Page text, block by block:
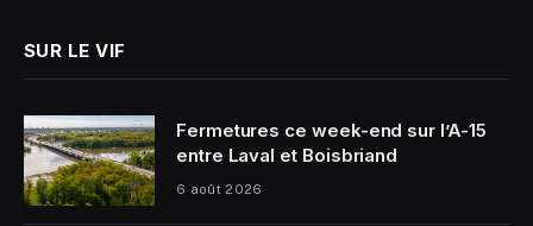
SUR LE VIF
Fermetures ce week-end sur l’A-15
entre Laval et Boisbriand
6 août 2026